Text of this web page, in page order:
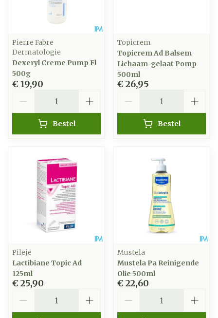
Pierre Fabre
Dermatologie
Dexeryl Creme Pump Fl
500g
€ 19,90
Bestel
Topicrem
Topicrem Ad Balsem
Lichaam-gelaat Pomp
500ml
€ 26,95
Bestel
Pileje
Lactibiane Topic Ad
125ml
€ 25,90
Mustela
Mustela Pa Reinigende
Olie 500ml
€ 22,60